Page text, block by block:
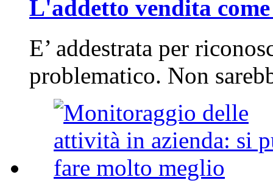
L'addetto vendita
E’ addestrata per
problematico. Non